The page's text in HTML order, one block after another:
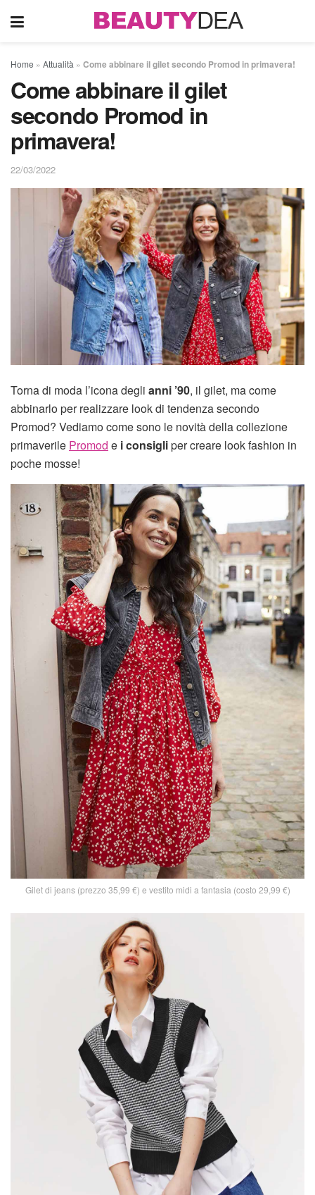
Home » Attualità » Come abbinare il gilet secondo Promod in primavera!
Come abbinare il gilet
secondo Promod in
primavera!
22/03/2022
Torna di moda l’icona degli anni ’90, il gilet, ma come
abbinarlo per realizzare look di tendenza secondo
Promod? Vediamo come sono le novità della collezione
primaverile Promod e i consigliper creare look fashion in
poche mosse!
Gilet di jeans (prezzo 35,99 €) e vestito midi a fantasia (costo 29,99 €)